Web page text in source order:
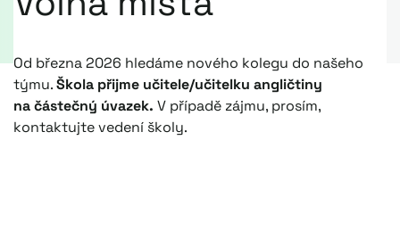
Od března 2026 hledáme nového kolegu do našeho
týmu.Škola přijme učitele/učitelku angličtiny
na částečný úvazek. V případě zájmu, prosím,
kontaktujte vedení školy.